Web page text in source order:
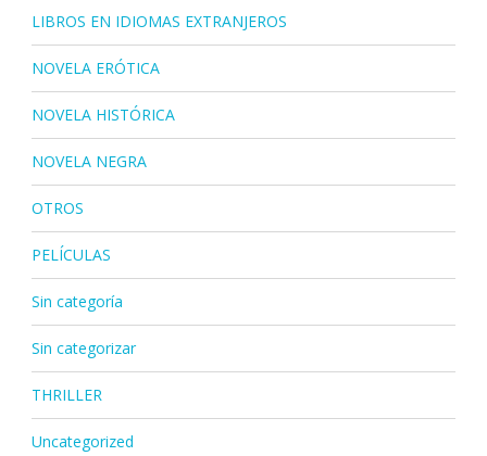
LIBROS EN IDIOMAS EXTRANJEROS
NOVELA ERÓTICA
NOVELA HISTÓRICA
NOVELA NEGRA
OTROS
PELÍCULAS
Sin categoría
Sin categorizar
THRILLER
Uncategorized